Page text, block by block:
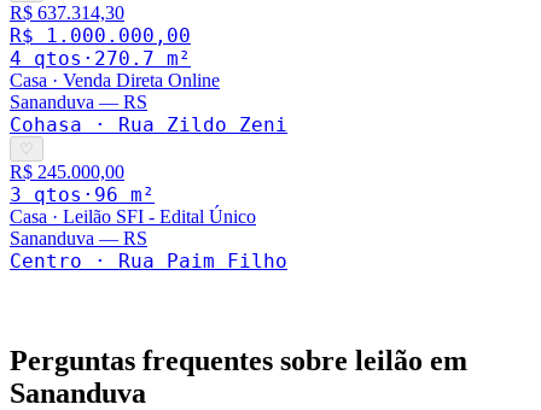
R$ 637.314,30
R$ 1.000.000,00
4 qtos · 270.7 m²
Casa · Venda Direta Online
Sananduva — RS
Cohasa · Rua Zildo Zeni
♡
R$ 245.000,00
3 qtos · 96 m²
Casa · Leilão SFI - Edital Único
Sananduva — RS
Centro · Rua Paim Filho
Perguntas frequentes sobre leilão em
Sananduva